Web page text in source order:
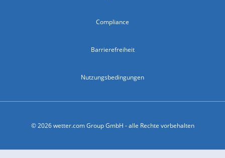
Compliance
Barrierefreiheit
Nutzungsbedingungen
© 2026 wetter.com Group GmbH - alle Rechte vorbehalten